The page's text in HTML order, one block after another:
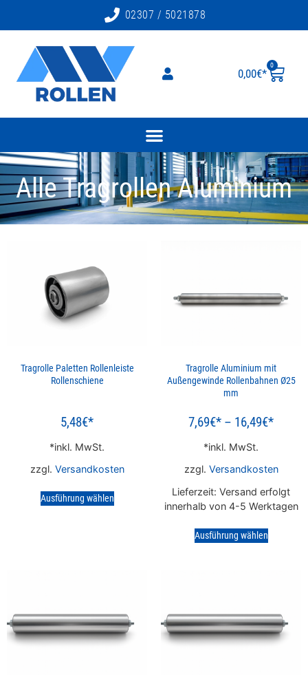
02307 / 5021878
0,00€
0
Alle Tragrollen Aluminium
Tragrolle Paletten Rollenleiste
Rollenschiene
5,48€
inkl. MwSt.
zzgl. Versandkosten
Ausführung wählen
Tragrolle Aluminium mit
Außengewinde Rollenbahnen Ø25
mm
7,69€ – 16,49€
inkl. MwSt.
zzgl. Versandkosten
Lieferzeit: Versand erfolgt
innerhalb von 4-5 Werktagen
Ausführung wählen